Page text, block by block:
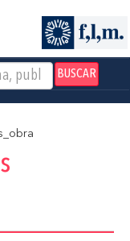
BUSCAR